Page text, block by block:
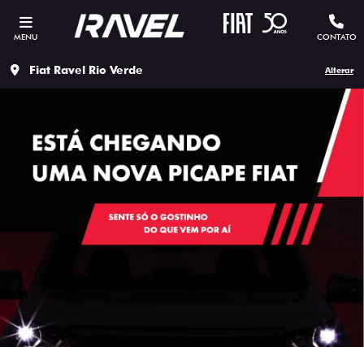
MENU CONTATO
Fiat Ravel Rio Verde Alterar